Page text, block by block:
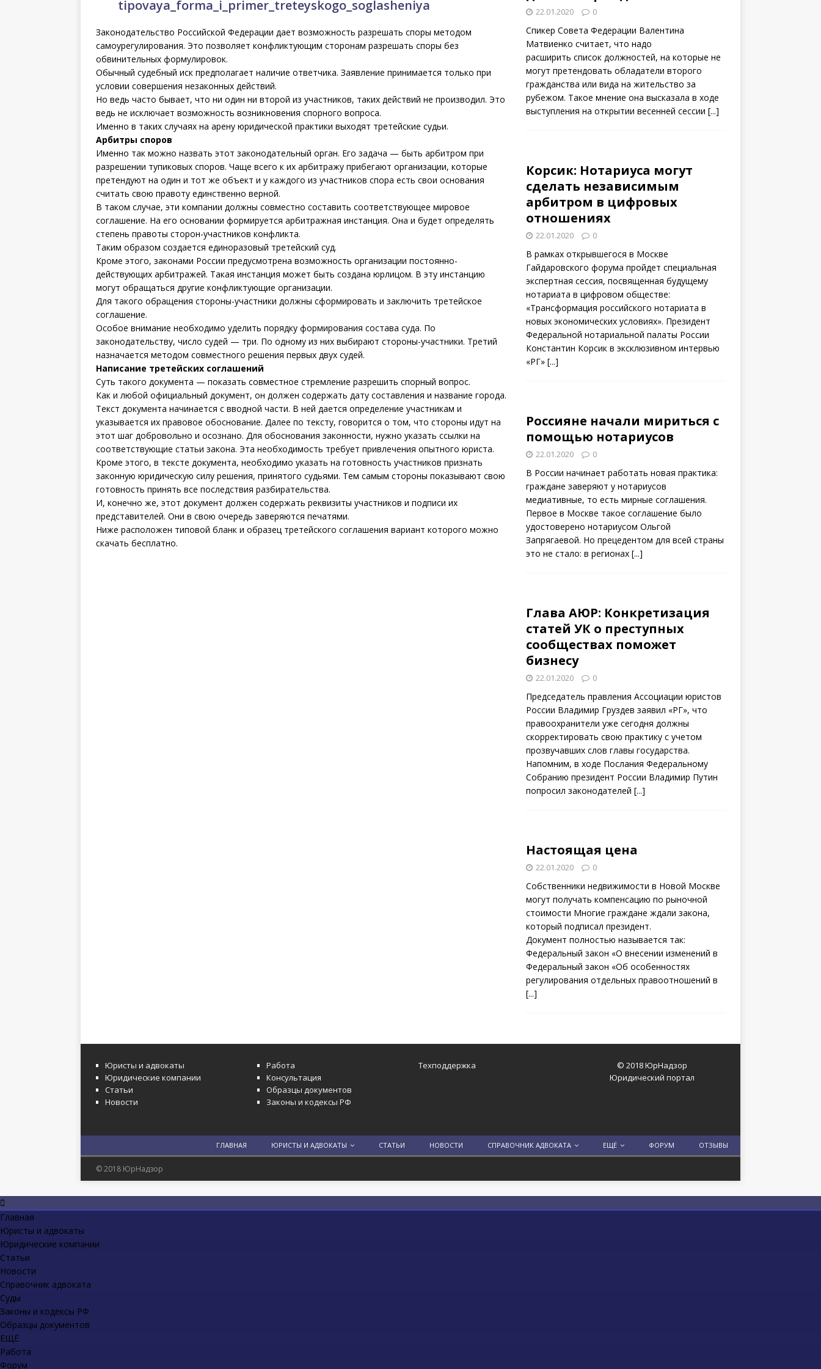
tipovaya_forma_i_primer_treteyskogo_soglasheniya
Законодательство Российской Федерации дает возможность разрешать споры методом
самоурегулирования. Это позволяет конфликтующим сторонам разрешать споры без
обвинительных формулировок.
Обычный судебный иск предполагает наличие ответчика. Заявление принимается только при
условии совершения незаконных действий.
Но ведь часто бывает, что ни один ни второй из участников, таких действий не производил. Это
ведь не исключает возможность возникновения спорного вопроса.
Именно в таких случаях на арену юридической практики выходят третейские судьи.
Арбитры споров
Именно так можно назвать этот законодательный орган. Его задача — быть арбитром при
разрешении тупиковых споров. Чаще всего к их арбитражу прибегают организации, которые
претендуют на один и тот же объект и у каждого из участников спора есть свои основания
считать свою правоту единственно верной.
В таком случае, эти компании должны совместно составить соответствующее мировое
соглашение. На его основании формируется арбитражная инстанция. Она и будет определять
степень правоты сторон-участников конфликта.
Таким образом создается единоразовый третейский суд.
Кроме этого, законами России предусмотрена возможность организации постоянно-
действующих арбитражей. Такая инстанция может быть создана юрлицом. В эту инстанцию
могут обращаться другие конфликтующие организации.
Для такого обращения стороны-участники должны сформировать и заключить третейское
соглашение.
Особое внимание необходимо уделить порядку формирования состава суда. По
законодательству, число судей — три. По одному из них выбирают стороны-участники. Третий
назначается методом совместного решения первых двух судей.
Написание третейских соглашений
Суть такого документа — показать совместное стремление разрешить спорный вопрос.
Как и любой официальный документ, он должен содержать дату составления и название города.
Текст документа начинается с вводной части. В ней дается определение участникам и
указывается их правовое обоснование. Далее по тексту, говорится о том, что стороны идут на
этот шаг добровольно и осознано. Для обоснования законности, нужно указать ссылки на
соответствующие статьи закона. Эта необходимость требует привлечения опытного юриста.
Кроме этого, в тексте документа, необходимо указать на готовность участников признать
законную юридическую силу решения, принятого судьями. Тем самым стороны показывают свою
готовность принять все последствия разбирательства.
И, конечно же, этот документ должен содержать реквизиты участников и подписи их
представителей. Они в свою очередь заверяются печатями.
Ниже расположен типовой бланк и образец третейского соглашения вариант которого можно
скачать бесплатно.
22.01.2020 0
Спикер Совета Федерации Валентина
Матвиенко считает, что надо
расширить список должностей, на которые не
могут претендовать обладатели второго
гражданства или вида на жительство за
рубежом. Такое мнение она высказала в ходе
выступления на открытии весенней сессии [...]
Корсик: Нотариуса могут
сделать независимым
арбитром в цифровых
отношениях
22.01.2020 0
В рамках открывшегося в Москве
Гайдаровского форума пройдет специальная
экспертная сессия, посвященная будущему
нотариата в цифровом обществе:
«Трансформация российского нотариата в
новых экономических условиях». Президент
Федеральной нотариальной палаты России
Константин Корсик в эксклюзивном интервью
«РГ» [...]
Россияне начали мириться с
помощью нотариусов
22.01.2020 0
В России начинает работать новая практика:
граждане заверяют у нотариусов
медиативные, то есть мирные соглашения.
Первое в Москве такое соглашение было
удостоверено нотариусом Ольгой
Запрягаевой. Но прецедентом для всей страны
это не стало: в регионах [...]
Глава АЮР: Конкретизация
статей УК о преступных
сообществах поможет
бизнесу
22.01.2020 0
Председатель правления Ассоциации юристов
России Владимир Груздев заявил «РГ», что
правоохранители уже сегодня должны
скорректировать свою практику с учетом
прозвучавших слов главы государства.
Напомним, в ходе Послания Федеральному
Собранию президент России Владимир Путин
попросил законодателей [...]
Настоящая цена
22.01.2020 0
Собственники недвижимости в Новой Москве
могут получать компенсацию по рыночной
стоимости Многие граждане ждали закона,
который подписал президент.
Документ полностью называется так:
Федеральный закон «О внесении изменений в
Федеральный закон «Об особенностях
регулирования отдельных правоотношений в
[...]
Юристы и адвокаты
Юридические компании
Статьи
Новости
Работа
Консультация
Образцы документов
Законы и кодексы РФ
Техподдержка
© 2018 ЮрНадзор
Юридический портал
ГЛАВНАЯ ЮРИСТЫ И АДВОКАТЫ СТАТЬИ НОВОСТИ СПРАВОЧНИК АДВОКАТА ЕЩЁ ФОРУМ ОТЗЫВЫ
© 2018 ЮрНадзор
Главная
Юристы и адвокаты
Юридические компании
Статьи
Новости
Справочник адвоката
Суды
Законы и кодексы РФ
Образцы документов
ЕЩЁ
Работа
Форум